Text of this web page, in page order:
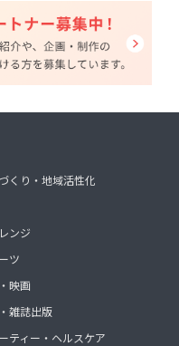
くり・地域活性化
ンジ
ツ
映画
雑誌出版
ティー・ヘルスケア